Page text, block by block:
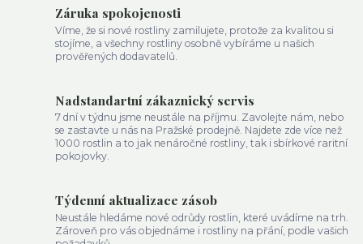
Záruka spokojenosti
Víme, že si nové rostliny zamilujete, protože za kvalitou si
stojíme, a všechny rostliny osobně vybíráme u našich
prověřených dodavatelů.
Nadstandartní zákaznický servis
7 dní v týdnu jsme neustále na příjmu. Zavolejte nám, nebo
se zastavte u nás na Pražské prodejně. Najdete zde více než
1000 rostlin a to jak nenáročné rostliny, tak i sbírkové raritní
pokojovky.
Týdenní aktualizace zásob
Neustále hledáme nové odrůdy rostlin, které uvádíme na trh.
Zároveň pro vás objednáme i rostliny na přání, podle vašich